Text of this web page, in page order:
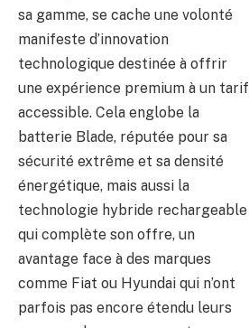
sa gamme, se cache une volonté
manifeste d’innovation
technologique destinée à offrir
une expérience premium à un tarif
accessible. Cela englobe la
batterie Blade, réputée pour sa
sécurité extrême et sa densité
énergétique, mais aussi la
technologie hybride rechargeable
qui complète son offre, un
avantage face à des marques
comme Fiat ou Hyundai qui n’ont
parfois pas encore étendu leurs